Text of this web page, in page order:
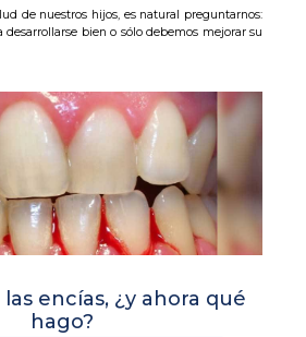
de nuestros hijos, es natural preguntarnos:
desarrollarse bien o sólo debemos mejorar su
encías, ¿y ahora qué
hago?